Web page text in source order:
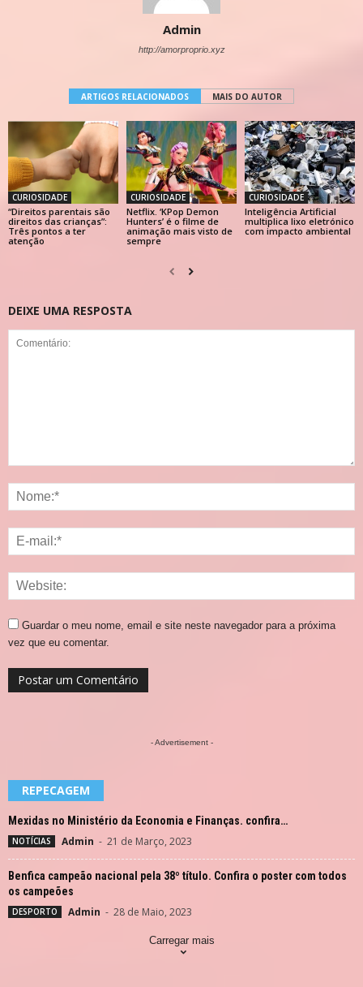
Admin
http://amorproprio.xyz
ARTIGOS RELACIONADOS MAIS DO AUTOR
CURIOSIDADE
“Direitos parentais são
direitos das crianças”:
Três pontos a ter
atenção
CURIOSIDADE
Netflix. ‘KPop Demon
Hunters’ é o filme de
animação mais visto de
sempre
CURIOSIDADE
Inteligência Artificial
multiplica lixo eletrónico
com impacto ambiental
DEIXE UMA RESPOSTA
Guardar o meu nome, email e site neste navegador para a próxima
vez que eu comentar.
- Advertisement -
REPECAGEM
Mexidas no Ministério da Economia e Finanças. confira…
NOTÍCIAS Admin - 21 de Março, 2023
Benfica campeão nacional pela 38º título. Confira o poster com todos
os campeões
DESPORTO Admin - 28 de Maio, 2023
Carregar mais